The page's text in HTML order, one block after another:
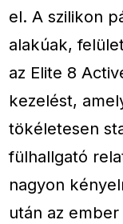
el. A szilikon
alakúak,
az Elite 8
kezelést,
tökéletesen
fülhallgató
nagyon
után az